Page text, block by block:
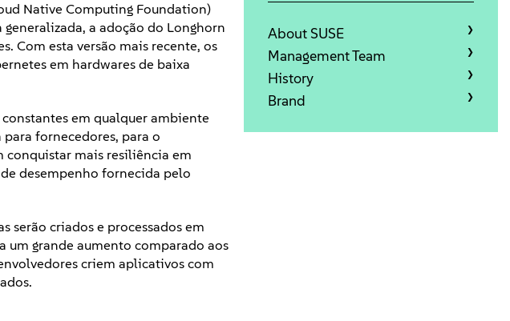
Native Computing Foundation)
a adoção do Longhorn
Com esta versão mais recente, os
em hardwares de baixa
em qualquer ambiente
fornecedores, para o
conquistar mais resiliência em
desempenho fornecida pelo
serão criados e processados ​​em
um grande aumento comparado aos
criem aplicativos com
About SUSE
Management Team
History
Brand